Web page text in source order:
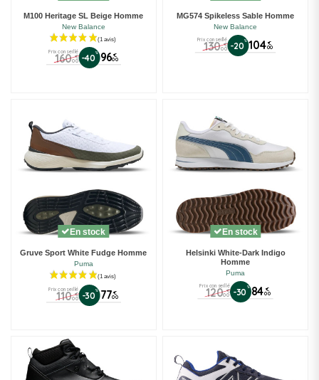
M100 Heritage SL Beige Homme
New Balance
Prix conseillé
160 €
00 -40% 96 €
00
MG574 Spikeless Sable Homme
New Balance
Prix conseillé
130 €
00 -20% 104 €
00
En stock
Gruve Sport White Fudge Homme
Puma
Prix conseillé
110 €
00 -30% 77 €
00
En stock
Helsinki White-Dark Indigo
Homme
Puma
Prix conseillé
120 €
00 -30 % 84 €
00